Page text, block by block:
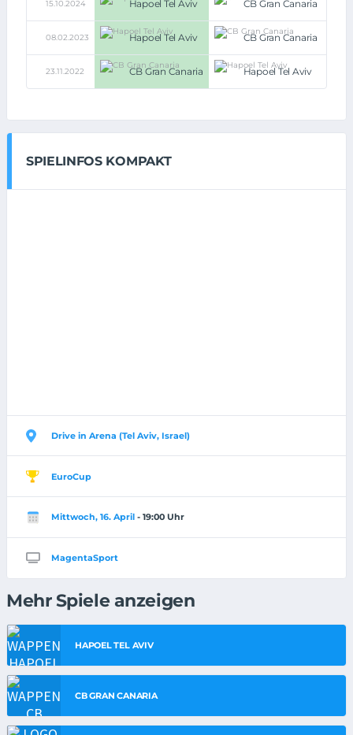
15.10.2024 Hapoel Tel Aviv CB Gran Canaria
08.02.2023 Hapoel Tel Aviv CB Gran Canaria
23.11.2022 CB Gran Canaria Hapoel Tel Aviv
SPIELINFOS KOMPAKT
Drive in Arena (Tel Aviv, Israel)
EuroCup
Mittwoch, 16. April - 19:00 Uhr
MagentaSport
Mehr Spiele anzeigen
HAPOEL TEL AVIV
CB GRAN CANARIA